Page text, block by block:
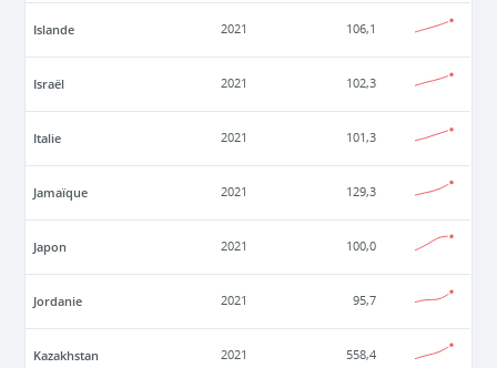
Islande 2021 106,1
Israël 2021 102,3
Italie 2021 101,3
Jamaïque 2021 129,3
Japon 2021 100,0
Jordanie 2021 95,7
Kazakhstan 2021 558,4